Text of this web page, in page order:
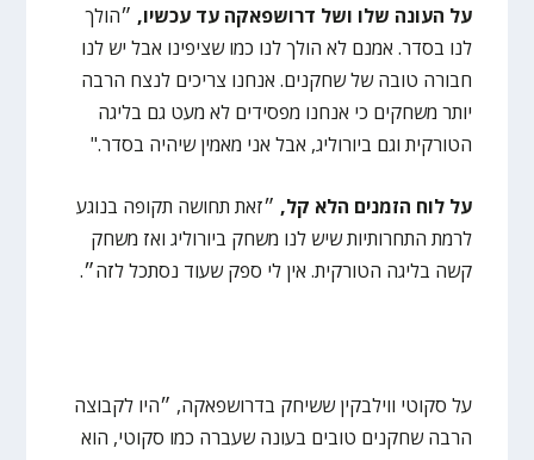
על העונה שלו ושל דרושפאקה עד עכשיו, ״הולך
לנו בסדר. אמנם לא הולך לנו כמו שציפינו אבל יש לנו
חבורה טובה של שחקנים. אנחנו צריכים לנצח הרבה
יותר משחקים כי אנחנו מפסידים לא מעט גם בליגה
הטורקית וגם ביורוליג, אבל אני מאמין שיהיה בסדר."
על לוח הזמנים הלא קל, ״זאת תחושה תקופה בנוגע
לרמת התחרותיות שיש לנו משחק ביורוליג ואז משחק
קשה בליגה הטורקית. אין לי ספק שעוד נסתכל לזה״.
על סקוטי ווילבקין ששיחק בדרושפאקה, ״היו לקבוצה
הרבה שחקנים טובים בעונה שעברה כמו סקוטי, הוא